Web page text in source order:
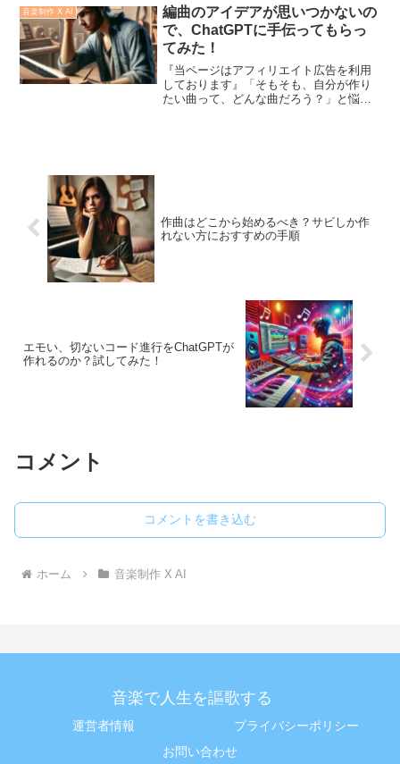
えていました。DTM（デスクトップミュ
ージック）をやっている...
音楽制作 X AI
編曲のアイデアが思いつかないの
で、ChatGPTに手伝ってもらっ
てみた！
『当ページはアフィリエイト広告を利用
しております』「そもそも、自分が作り
たい曲って、どんな曲だろう？」と悩ん
作曲はどこから始めるべき？サビしか作
れない方におすすめの手順
エモい、切ないコード進行をChatGPTが
作れるのか？試してみた！
コメント
コメントを書き込む
ホーム 音楽制作 X AI
音楽で人生を謳歌する
運営者情報
プライバシーポリシー
お問い合わせ